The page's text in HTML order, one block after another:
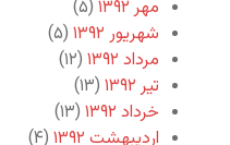
مهر ۱۳۹۲
(۵)
شهریور ۱۳۹۲
(۵)
مرداد ۱۳۹۲
(۱۲)
تیر ۱۳۹۲
(۱۳)
خرداد ۱۳۹۲
(۱۳)
اردیبهشت ۱۳۹۲
(۴)